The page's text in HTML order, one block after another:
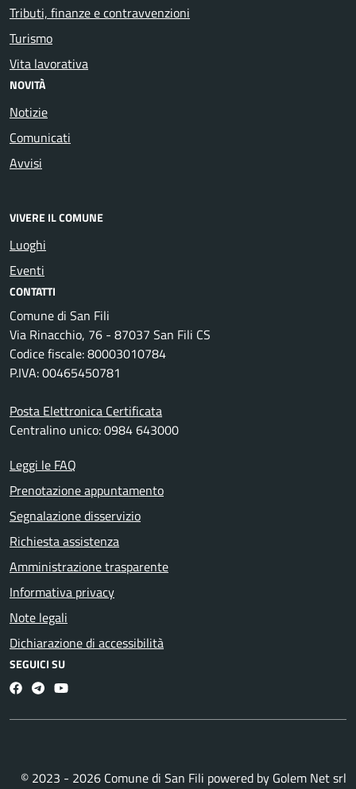
Tributi, finanze e contravvenzioni
Turismo
Vita lavorativa
NOVITÀ
Notizie
Comunicati
Avvisi
VIVERE IL COMUNE
Luoghi
Eventi
CONTATTI
Comune di San Fili
Via Rinacchio, 76 - 87037 San Fili CS
Codice fiscale: 80003010784
P.IVA: 00465450781
Posta Elettronica Certificata
Centralino unico: 0984 643000
Leggi le FAQ
Prenotazione appuntamento
Segnalazione disservizio
Richiesta assistenza
Amministrazione trasparente
Informativa privacy
Note legali
Dichiarazione di accessibilità
SEGUICI SU
Facebook
TelegramYoutube
© 2023 - 2026 Comune di San Fili powered by Golem Net srl